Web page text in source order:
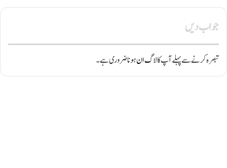
جواب دیں
تبصرہ کرنے سے پہلے آپ کالاگ انہونا ضروری ہے۔